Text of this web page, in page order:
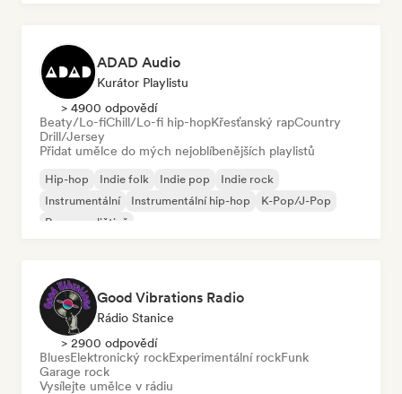
ADAD Audio
Kurátor Playlistu
> 4900 odpovědí
Beaty/Lo-fiChill/Lo-fi hip-hopKřesťanský rapCountry
Drill/Jersey
Přidat umělce do mých nejoblíbenějších playlistů
Hip-hop Indie folk Indie pop
Indie rock
Instrumentální
Instrumentální hip-hop
K-Pop/J-Pop
Rap v angličtině
Good Vibrations Radio
Rádio Stanice
> 2900 odpovědí
BluesElektronický rockExperimentální rockFunk
Garage rock
Vysílejte umělce v rádiu